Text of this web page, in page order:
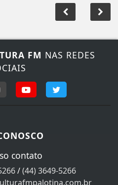
NAS REDES
/(44) 3649-5266
atendimento